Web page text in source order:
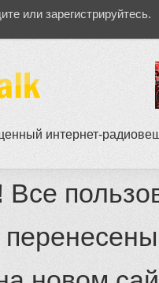
или зарегистрируйтесь.
интернет-
Все